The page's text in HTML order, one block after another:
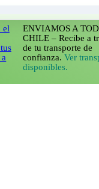
ENVIAMOS A TODO
CHILE – Recibe a través
de tu transporte de
confianza.Ver transportes
disponibles.